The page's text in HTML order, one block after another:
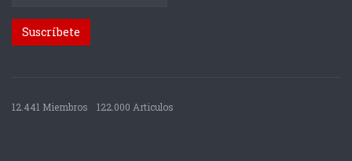
12.441 Miembros 122.000 Articulos